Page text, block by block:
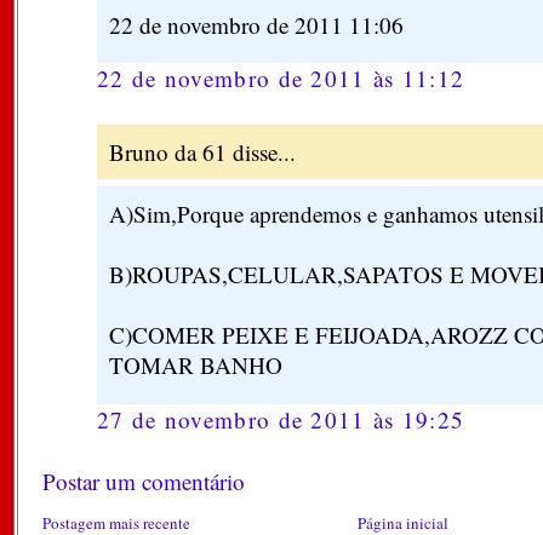
22 de novembro de 2011 11:06
22 de novembro de 2011 às 11:12
Bruno da 61 disse...
A)Sim,Porque aprendemos e ganhamos
B)ROUPAS,CELULAR,SAPATOS E
C)COMER PEIXE E FEIJOADA,AROZZ
TOMAR BANHO
27 de novembro de 2011 às 19:25
Postar um comentário
Postagem mais recente Página inicial